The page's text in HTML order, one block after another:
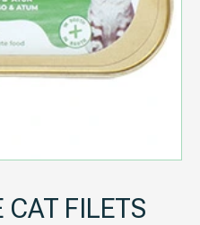
CAT FILETS